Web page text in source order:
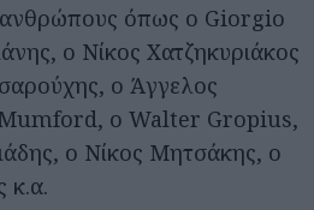
όπως ο Giorgio
ο Νίκος Χατζηκυριάκος
ο Άγγελος
Mumford, ο Walter Gropius,
ο Νίκος Μητσάκης, ο
κ.α.